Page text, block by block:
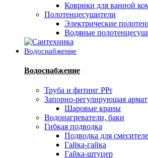
Коврики для ванной
Полотенцесушители
Электрические
Водяные
Водоснабжение
Водоснабжение
Труба и фитинг PPr
Запорно-регулирующая
Шаровые краны
Водонагреватели, баки
Гибкая подводка
Подводка для
Гайка-гайка
Гайка-штуцер